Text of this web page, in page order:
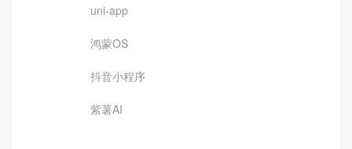
uni-app
鸿蒙OS
抖音小程序
紫薯AI